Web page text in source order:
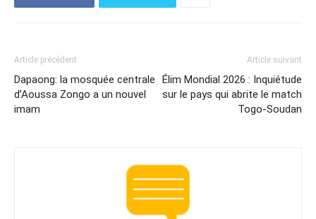
Article précédent
Dapaong: la mosquée centrale
d’Aoussa Zongo a un nouvel
imam
Article suivant
Élim Mondial 2026 : Inquiétude
sur le pays qui abrite le match
Togo-Soudan